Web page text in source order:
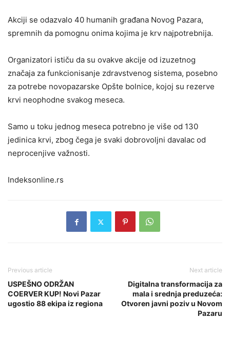
Akciji se odazvalo 40 humanih građana Novog Pazara,
spremnih da pomognu onima kojima je krv najpotrebnija.
Organizatori ističu da su ovakve akcije od izuzetnog
značaja za funkcionisanje zdravstvenog sistema, posebno
za potrebe novopazarske Opšte bolnice, kojoj su rezerve
krvi neophodne svakog meseca.
Samo u toku jednog meseca potrebno je više od 130
jedinica krvi, zbog čega je svaki dobrovoljni davalac od
neprocenjive važnosti.
Indeksonline.rs
Previous article
USPEŠNO ODRŽAN
COERVER KUP! Novi Pazar
ugostio 88 ekipa iz regiona
Next article
Digitalna transformacija za
mala i srednja preduzeća:
Otvoren javni poziv u Novom
Pazaru